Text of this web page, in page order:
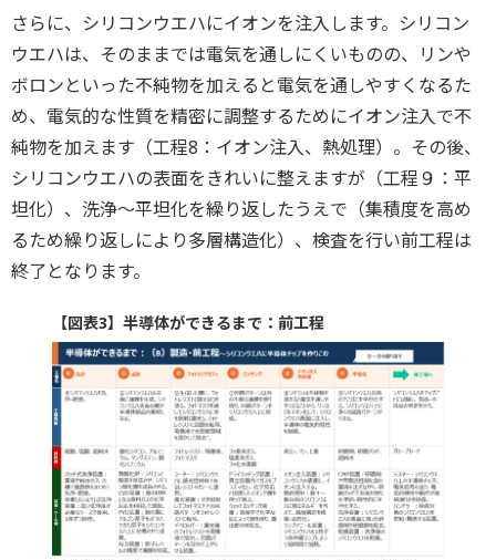
さらに、シリコンウエハにイオンを注入します。シリコン
ウエハは、そのままでは電気を通しにくいものの、リンや
ボロンといった不純物を加えると電気を通しやすくなるた
め、電気的な性質を精密に調整するためにイオン注入で不
純物を加えます（工程8：イオン注入、熱処理）。その後、
シリコンウエハの表面をきれいに整えますが（工程９：平
坦化）、洗浄～平坦化を繰り返したうえで（集積度を高め
るため繰り返しにより多層構造化）、検査を行い前工程は
終了となります。
【図表3】半導体ができるまで：前工程